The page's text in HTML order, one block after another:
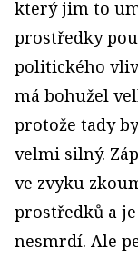
který jim to
prostředky
politického
má bohužel
protože tady
velmi silný.
ve zvyku
prostředků a
nesmrdí. Ale